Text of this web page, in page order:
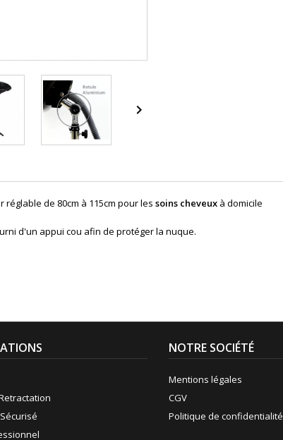

de 80cm à 115cm pour les soins cheveux à domicile
d'un appui cou afin de protéger la nuque.
NOTRE SOCIÉTÉ
Mentions légales
CGV
Politique de confidentialité